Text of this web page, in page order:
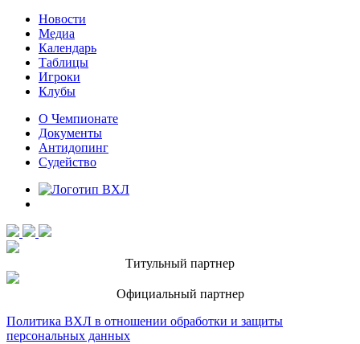
Новости
Медиа
Календарь
Таблицы
Игроки
Клубы
О Чемпионате
Документы
Антидопинг
Судейство
Титульный партнер
Официальный партнер
Политика ВХЛ в отношении обработки и защиты
персональных данных